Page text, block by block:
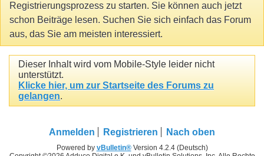
Registrierungsprozess zu starten. Sie können auch jetzt
schon Beiträge lesen. Suchen Sie sich einfach das Forum
aus, das Sie am meisten interessiert.
Dieser Inhalt wird vom Mobile-Style leider nicht
unterstützt.
Klicke hier, um zur Startseite des Forums zu
gelangen.
Anmelden Registrieren Nach oben
Powered by vBulletin®Version 4.2.4 (Deutsch)